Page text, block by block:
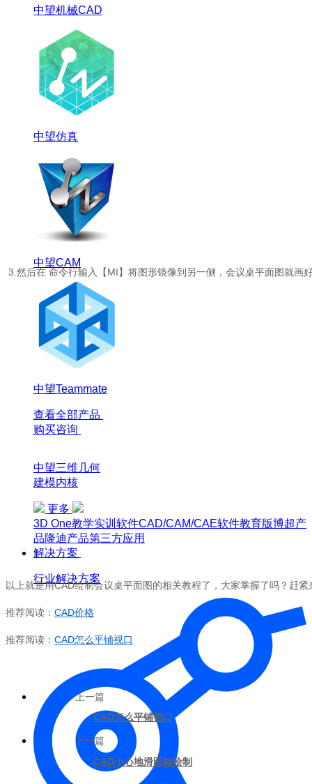
中望机械CAD
中望仿真
中望CAM
中望Teammate
查看全部产品
购买咨询
中望三维几何
建模内核
更多
3D One教学实训软件CAD/CAM/CAE软件教育版博超产
品隆迪产品第三方应用
解决方案
行业解决方案
3.然后在 命令行输入【MI】将图形镜像到另一侧，会议桌平面图就画
以上就是用CAD绘制会议桌平面图的相关教程了，大家掌握了吗？赶
推荐阅读： CAD价格
推荐阅读： CAD怎么平铺视口
上一篇
CAD怎么平铺视口
下一篇
CAD小心地滑图标绘制